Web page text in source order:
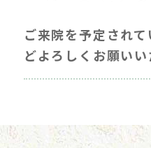
ご来院を予定され
どよろしくお願いい